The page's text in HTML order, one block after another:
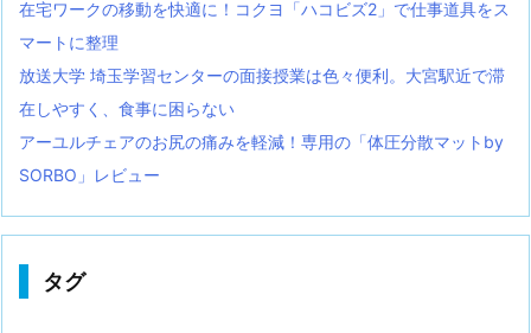
在宅ワークの移動を快適に！コクヨ「ハコビズ2」で仕事道具をス
マートに整理
放送大学 埼玉学習センターの面接授業は色々便利。大宮駅近で滞
在しやすく、食事に困らない
アーユルチェアのお尻の痛みを軽減！専用の「体圧分散マットby
SORBO」レビュー
タグ